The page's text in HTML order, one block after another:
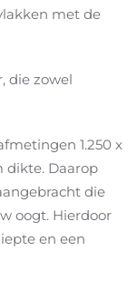
met de
die zowel
1.250 x
dikte. Daarop
die
oogt. Hierdoor
en een